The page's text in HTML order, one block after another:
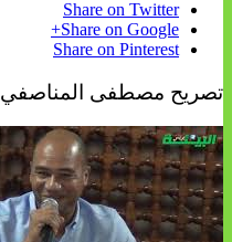
Share on Twitter
Share on Google+
Share on Pinterest
تصريح مصطفى المناصفي